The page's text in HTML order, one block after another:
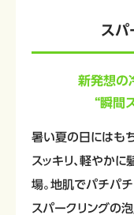
スパ
新発想の
“瞬間
暑い夏の日にはも
スッキリ、軽やか
場。地肌でパチパ
スパークリングの